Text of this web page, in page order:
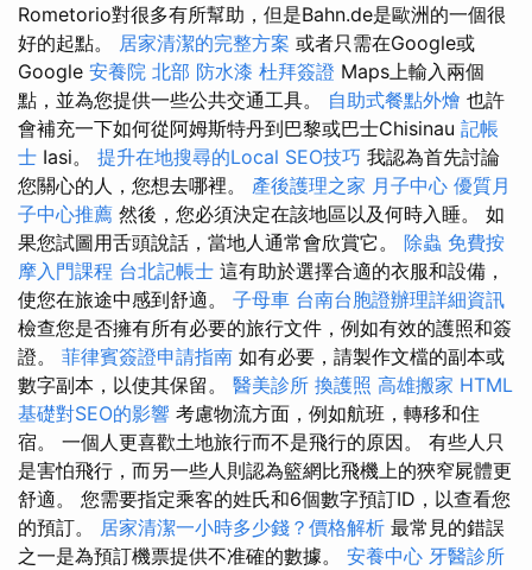
Rometorio對很多有所幫助，但是Bahn.de是歐洲的一個很
好的起點。 居家清潔的完整方案 或者只需在Google或
Google 安養院 北部 防水漆 杜拜簽證 Maps上輸入兩個
點，並為您提供一些公共交通工具。 自助式餐點外燴 也許
會補充一下如何從阿姆斯特丹到巴黎或巴士Chisinau 記帳
士 Iasi。 提升在地搜尋的Local SEO技巧 我認為首先討論
您關心的人，您想去哪裡。 產後護理之家 月子中心 優質月
子中心推薦 然後，您必須決定在該地區以及何時入睡。 如
果您試圖用舌頭說話，當地人通常會欣賞它。 除蟲 免費按
摩入門課程 台北記帳士 這有助於選擇合適的衣服和設備，
使您在旅途中感到舒適。 子母車 台南台胞證辦理詳細資訊
檢查您是否擁有所有必要的旅行文件，例如有效的護照和簽
證。 菲律賓簽證申請指南 如有必要，請製作文檔的副本或
數字副本，以使其保留。 醫美診所 換護照 高雄搬家 HTML
基礎對SEO的影響 考慮物流方面，例如航班，轉移和住
宿。 一個人更喜歡土地旅行而不是飛行的原因。 有些人只
是害怕飛行，而另一些人則認為籃網比飛機上的狹窄屍體更
舒適。 您需要指定乘客的姓氏和6個數字預訂ID，以查看您
的預訂。 居家清潔一小時多少錢？價格解析 最常見的錯誤
之一是為預訂機票提供不准確的數據。 安養中心 牙醫診所